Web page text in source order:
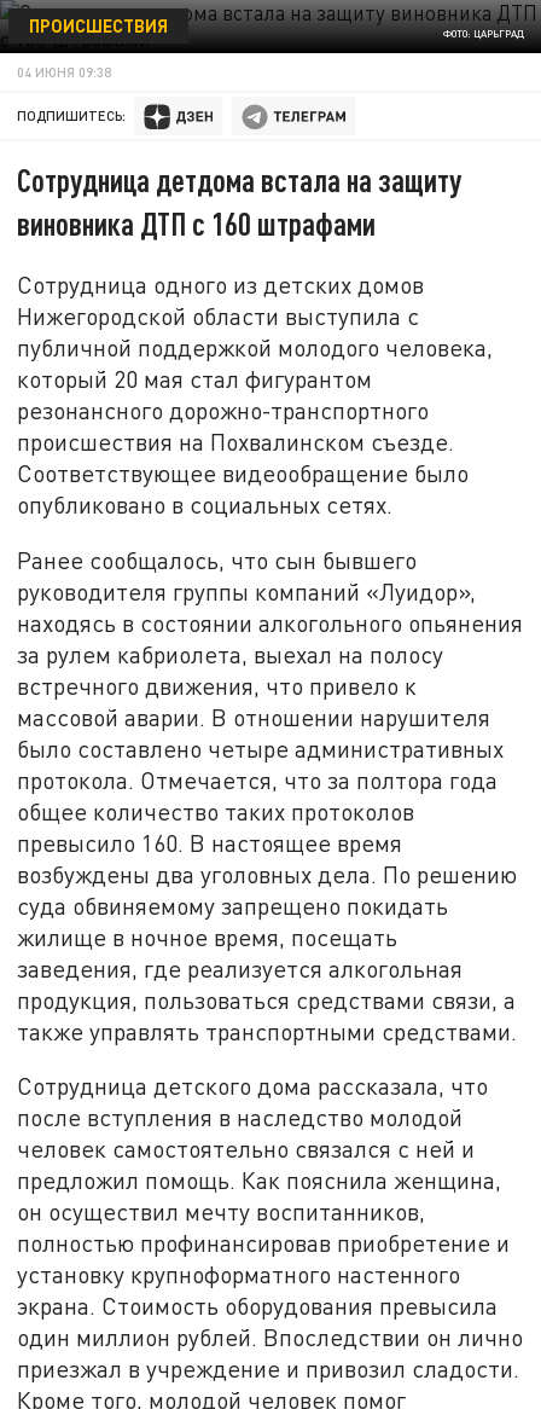
ФОТО: ЦАРЬГРАД
ПРОИСШЕСТВИЯ
04 ИЮНЯ 09:38
ПОДПИШИТЕСЬ:
Сотрудница детдома встала на защиту
виновника ДТП с 160 штрафами
Сотрудница одного из детских домов
Нижегородской области выступила с
публичной поддержкой молодого человека,
который 20 мая стал фигурантом
резонансного дорожно-транспортного
происшествия на Похвалинском съезде.
Соответствующее видеообращение было
опубликовано в социальных сетях.
Ранее сообщалось, что сын бывшего
руководителя группы компаний «Луидор»,
находясь в состоянии алкогольного опьянения
за рулем кабриолета, выехал на полосу
встречного движения, что привело к
массовой аварии. В отношении нарушителя
было составлено четыре административных
протокола. Отмечается, что за полтора года
общее количество таких протоколов
превысило 160. В настоящее время
возбуждены два уголовных дела. По решению
суда обвиняемому запрещено покидать
жилище в ночное время, посещать
заведения, где реализуется алкогольная
продукция, пользоваться средствами связи, а
также управлять транспортными средствами.
Сотрудница детского дома рассказала, что
после вступления в наследство молодой
человек самостоятельно связался с ней и
предложил помощь. Как пояснила женщина,
он осуществил мечту воспитанников,
полностью профинансировав приобретение и
установку крупноформатного настенного
экрана. Стоимость оборудования превысила
один миллион рублей. Впоследствии он лично
приезжал в учреждение и привозил сладости.
Кроме того, молодой человек помог